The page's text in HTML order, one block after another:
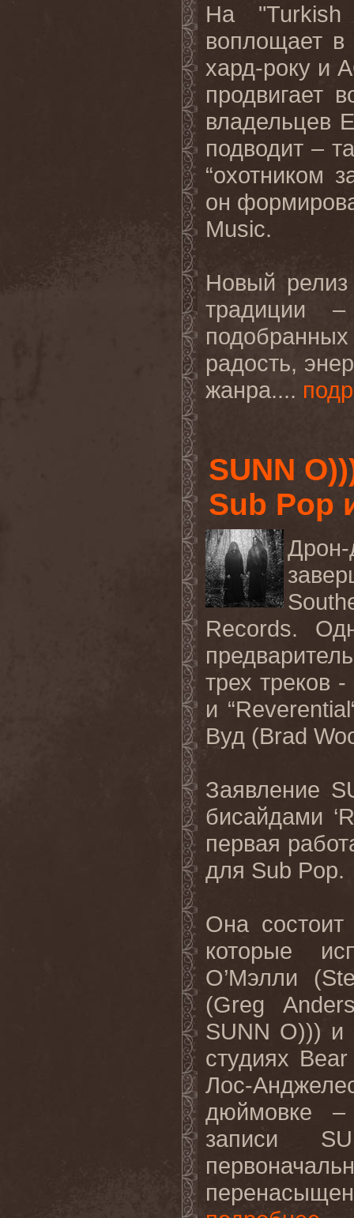
На "Turkish
воплощает в
хард-року и
продвигает
владельцев
подводит –
“охотником
он
Music.
Новый
традиции
радость,
жанра....
SUNN
Sub Pop
Records.
трех треков -
и “Reverential
Вуд (Brad
Заявление
бисайдами ‘
первая
для Sub Pop.
Она
которые
О’Мэлли (
(Greg
SUNN O))) и
студиях Bear
Лос-
дюймовке –
записи